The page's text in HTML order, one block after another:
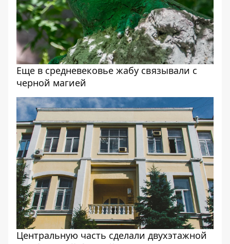
Еще в средневековье жабу связывали с
черной магией
Центральную часть сделали двухэтажной